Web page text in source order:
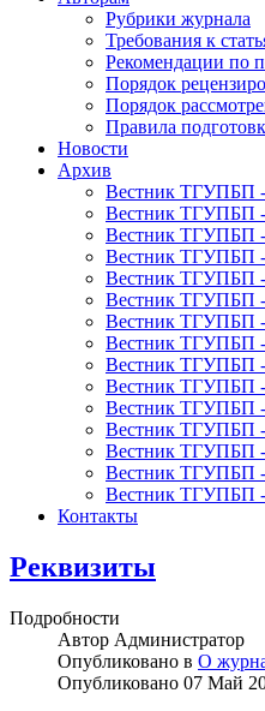
Рубрики журнала
Требования к
Рекомендации по
Порядок
Порядок
Правила
Новости
Архив
Вестник ТГУПБП -
Вестник ТГУПБП -
Вестник ТГУПБП
Вестник ТГУПБП
Вестник ТГУПБП
Вестник ТГУПБП
Вестник ТГУПБП
Вестник ТГУПБП
Вестник ТГУПБП
Вестник ТГУПБП
Вестник ТГУПБП -
Вестник ТГУПБП -
Вестник ТГУПБП
Вестник ТГУПБП
Вестник ТГУПБП
Контакты
Реквизиты
Подробности
Автор Администратор
Опубликовано в О
Опубликовано 07 Май